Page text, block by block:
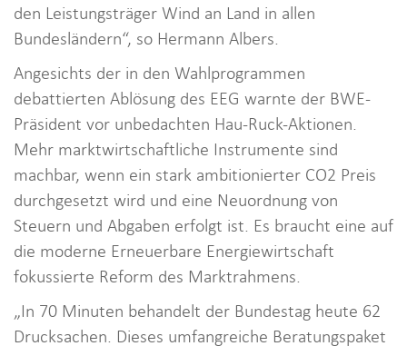
den Leistungsträger Wind an Land in allen
Bundesländern“, so Hermann Albers.
Angesichts der in den Wahlprogrammen
debattierten Ablösung des EEG warnte der BWE-
Präsident vor unbedachten Hau-Ruck-Aktionen.
Mehr marktwirtschaftliche Instrumente sind
machbar, wenn ein stark ambitionierter CO2 Preis
durchgesetzt wird und eine Neuordnung von
Steuern und Abgaben erfolgt ist. Es braucht eine auf
die moderne Erneuerbare Energiewirtschaft
fokussierte Reform des Marktrahmens.
„In 70 Minuten behandelt der Bundestag heute 62
Drucksachen. Dieses umfangreiche Beratungspaket